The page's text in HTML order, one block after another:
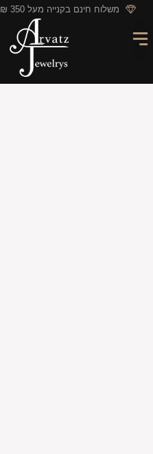
לתוכן משלוח חינם בקנייה מעל 350 ₪